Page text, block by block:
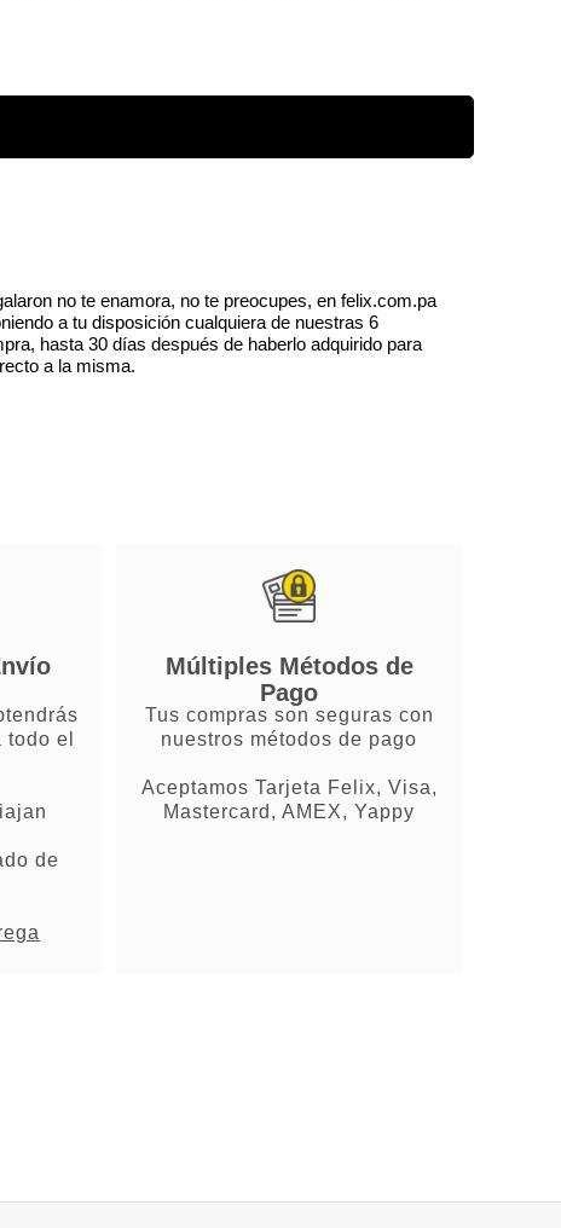
no te enamora, no te preocupes, en felix.com.pa
a tu disposición cualquiera de nuestras 6
hasta 30 días después de haberlo adquirido para
a la misma.
todo el
de
Múltiples Métodos de
Pago
Tus compras son seguras con
nuestros métodos de pago
Aceptamos Tarjeta Felix, Visa,
Mastercard, AMEX, Yappy